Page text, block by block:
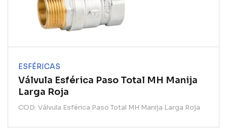
ESFÉRICAS
Válvula Esférica Paso Total MH Manija
Larga Roja
COD: Válvula Esférica Paso Total MH Manija Larga Roja